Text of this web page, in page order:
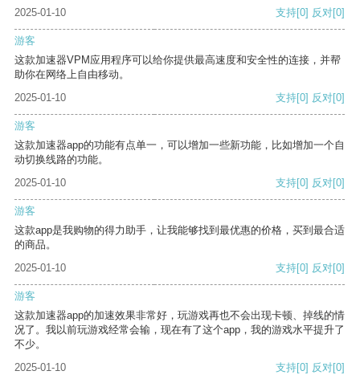
2025-01-10
支持[0] 反对[0]
游客
这款加速器VPM应用程序可以给你提供最高速度和安全性的连接，并帮
助你在网络上自由移动。
2025-01-10
支持[0] 反对[0]
游客
这款加速器app的功能有点单一，可以增加一些新功能，比如增加一个自
动切换线路的功能。
2025-01-10
支持[0] 反对[0]
游客
这款app是我购物的得力助手，让我能够找到最优惠的价格，买到最合适
的商品。
2025-01-10
支持[0] 反对[0]
游客
这款加速器app的加速效果非常好，玩游戏再也不会出现卡顿、掉线的情
况了。我以前玩游戏经常会输，现在有了这个app，我的游戏水平提升了
不少。
2025-01-10
支持[0] 反对[0]